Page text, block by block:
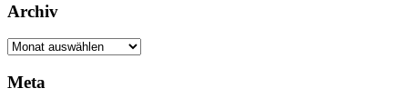
Archiv
Archiv
Meta